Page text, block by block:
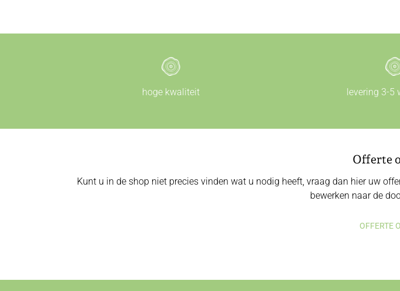
hoge kwaliteit levering 3-5
Offerte
Kunt u in de shop niet precies vinden wat u nodig heeft, vraag dan hier uw
bewerken naar de
OFFERTE